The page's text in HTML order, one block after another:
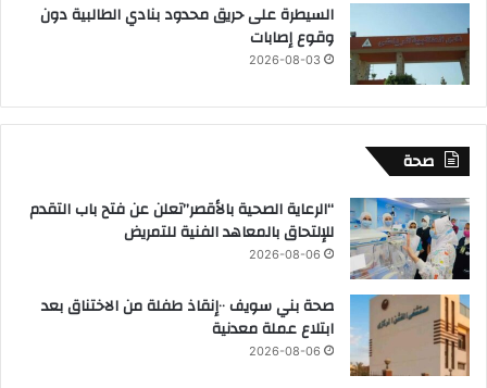
السيطرة على حريق محدود بنادي الطالبية دون
وقوع إصابات
2026-08-03
صحة
“الرعاية الصحية بالأقصر”تعلن عن فتح باب التقدم
للإلتحاق بالمعاهد الفنية للتمريض
2026-08-06
صحة بني سويف ٠٠إنقاذ طفلة من الاختناق بعد
ابتلاع عملة معدنية
2026-08-06